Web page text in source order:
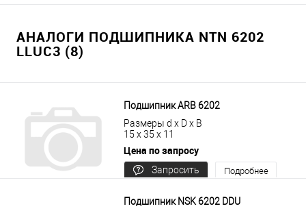
АНАЛОГИ ПОДШИПНИКА NTN 6202
LLUC3 (8)
Подшипник ARB 6202
Размеры d x D x B
15 x 35 x 11
Цена по запросу
Запросить
Подробнее
Подшипник NSK 6202 DDU